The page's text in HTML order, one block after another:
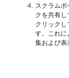
スクラム
クを共有
クリック
す。これに
集および表